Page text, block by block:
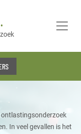
ontlastingsonderzoek
In veel gevallen is het